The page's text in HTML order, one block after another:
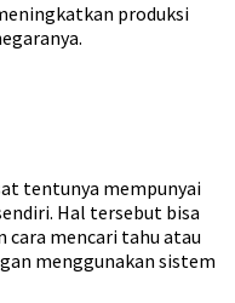
produksi
tentunya mempunyai
Hal tersebut bisa
cara mencari tahu atau
menggunakan sistem